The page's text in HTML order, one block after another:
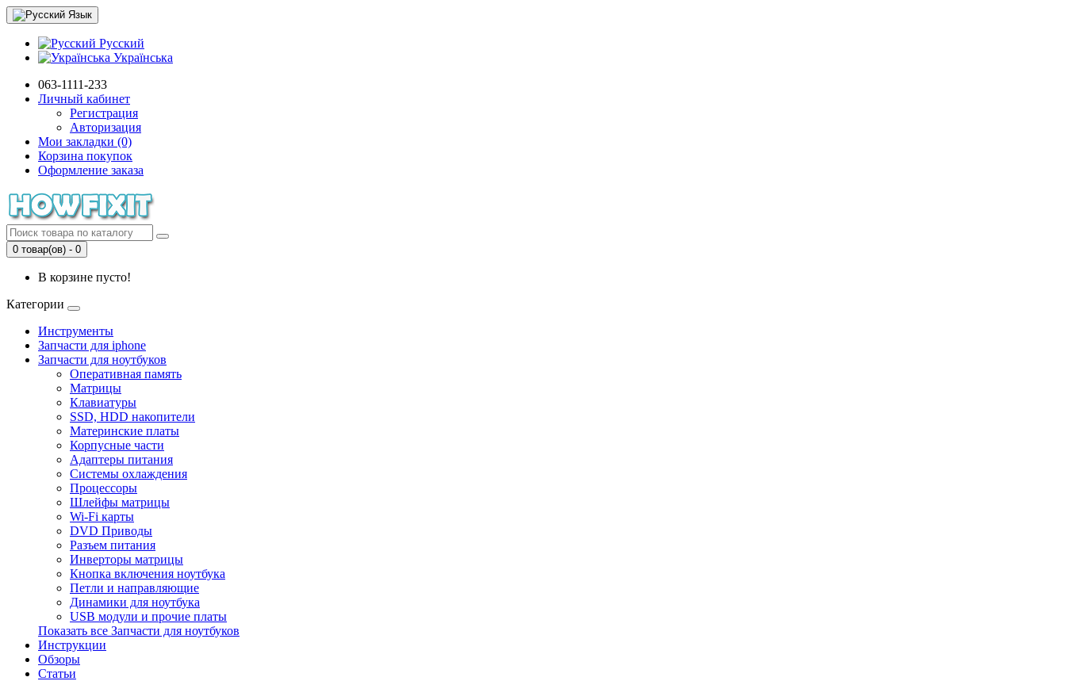
Язык
Русский
Українська
063-1111-233
Личный кабинет
Регистрация
Авторизация
Мои закладки (0)
Корзина покупок
Оформление заказа
0 товар(ов) - 0
В корзине пусто!
Категории
Инструменты
Запчасти для iphone
Запчасти для ноутбуков
Оперативная память
Матрицы
Клавиатуры
SSD, HDD накопители
Материнские платы
Корпусные части
Адаптеры питания
Системы охлаждения
Процессоры
Шлейфы матрицы
Wi-Fi карты
DVD Приводы
Разъем питания
Инверторы матрицы
Кнопка включения ноутбука
Петли и направляющие
Динамики для ноутбука
USB модули и прочие платы
Показать все Запчасти для ноутбуков
Инструкции
Обзоры
Статьи